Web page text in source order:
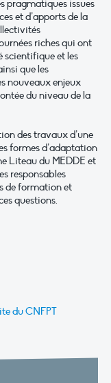
pragmatiques issues
et d’apports de la
riches qui ont
scientifique et les
que les
nouveaux enjeux
du niveau de la
des travaux d’une
formes d’adaptation
Liteau du MEDDE et
responsables
de formation et
questions.
du CNFPT